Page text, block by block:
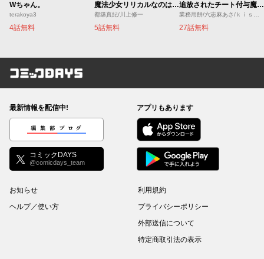
Wちゃん。
terakoya3
4話無料
魔法少女リリカルなのは EXCEEDS
都築真紀/川上修一
5話無料
追放されたチート付与魔術師は気ままなセカンドライフを謳歌する。 ～俺は武器だけじゃなく、あらゆるものに『強化ポイント』を付与できるし、俺の意思でいつでも効果を解除できるけど、残った人たち大丈夫？～
業務用餅/六志麻あさ/ｋｉｓｕｉ
27話無料
コミックDAYS
最新情報を配信中!
編集部ブログ
コミックDAYS
@comicdays_team
アプリもあります
お知らせ
ヘルプ／使い方
利用規約
プライバシーポリシー
外部送信について
特定商取引法の表示